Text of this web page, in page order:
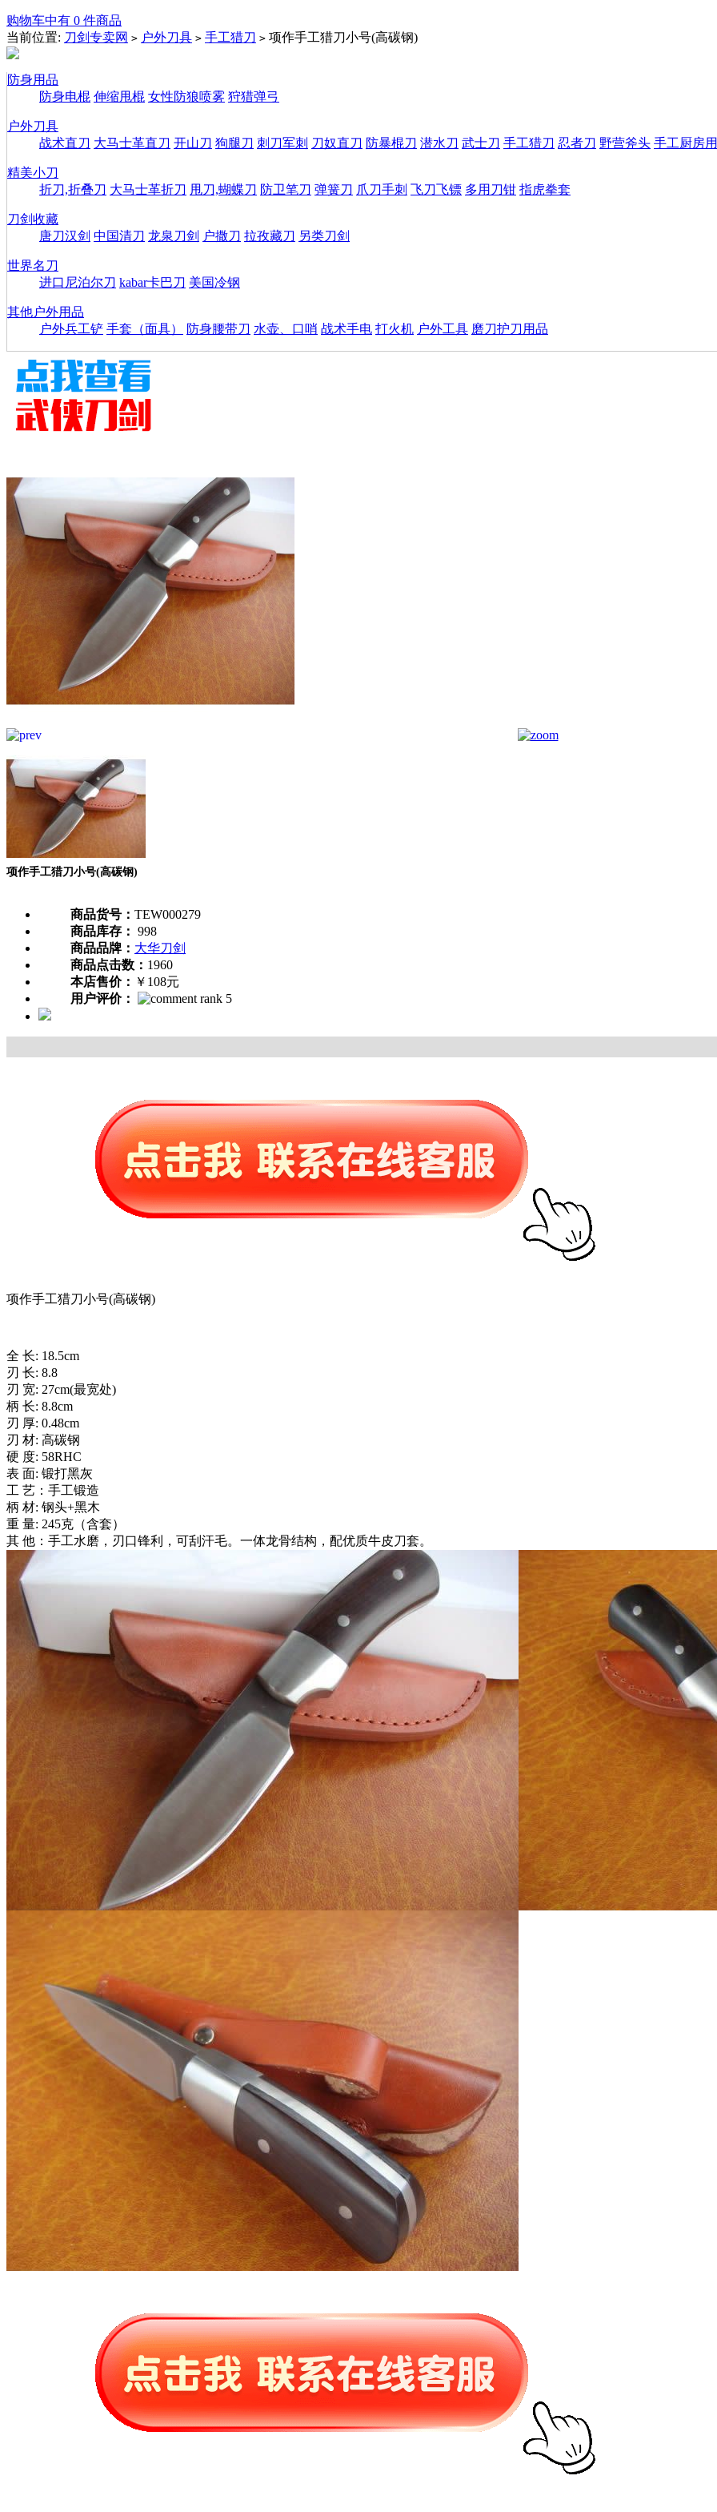
购物车中有 0 件商品
当前位置: 刀剑专卖网 > 户外刀具 > 手工猎刀 > 项作手工猎刀小号(高碳钢)
防身用品
防身电棍 伸缩甩棍 女性防狼喷雾 狩猎弹弓
户外刀具
战术直刀 大马士革直刀 开山刀 狗腿刀 刺刀军刺 刀奴直刀 防暴棍刀 潜水刀 武士刀 手工猎刀 忍者刀 野营斧头 手工厨房
精美小刀
折刀,折叠刀 大马士革折刀 甩刀,蝴蝶刀 防卫笔刀 弹簧刀 爪刀手刺 飞刀飞镖 多用刀钳 指虎拳套
刀剑收藏
唐刀汉剑 中国清刀 龙泉刀剑 户撒刀 拉孜藏刀 另类刀剑
世界名刀
进口尼泊尔刀 kabar卡巴刀 美国冷钢
其他户外用品
户外兵工铲 手套（面具） 防身腰带刀 水壶、口哨 战术手电 打火机 户外工具 磨刀护刀用品
项作手工猎刀小号(高碳钢)
商品货号： TEW000279
商品库存： 998
商品品牌： 大华刀剑
商品点击数： 1960
本店售价： ￥108元
用户评价：
项作手工猎刀小号(高碳钢)
全 长: 18.5cm
刃 长: 8.8
刃 宽: 27cm(最宽处)
柄 长: 8.8cm
刃 厚: 0.48cm
刃 材: 高碳钢
硬 度: 58RHC
表 面: 锻打黑灰
工 艺：手工锻造
柄 材: 钢头+黑木
重 量: 245克（含套）
其 他：手工水磨，刃口锋利，可刮汗毛。一体龙骨结构，配优质牛皮刀套。